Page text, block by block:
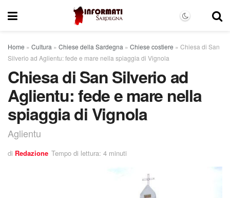
Home » Cultura » Chiese della Sardegna » Chiese costiere » Chiesa di San
Silverio ad Aglientu: fede e mare nella spiaggia di Vignola
Chiesa di San Silverio ad
Aglientu: fede e mare nella
spiaggia di Vignola
Aglientu
di Redazione Tempo di lettura: 4 minuti